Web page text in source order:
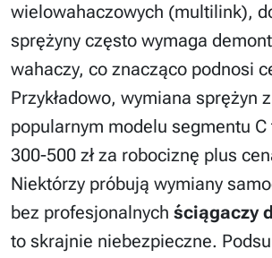
wielowahaczowych (multilink),
sprężyny często wymaga
wahaczy, co znacząco podnosi
Przykładowo, wymiana sprężyn
popularnym modelu segmentu C
300-500 zł za robociznę plus
Niektórzy próbują wymiany
bez profesjonalnych ściągaczy
to skrajnie niebezpieczne.